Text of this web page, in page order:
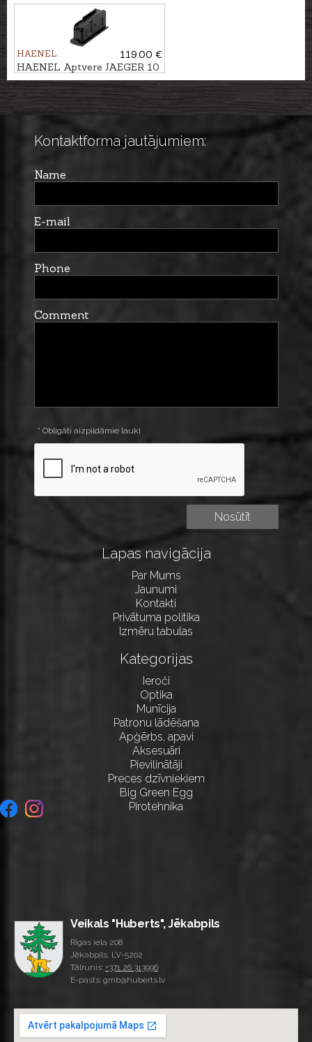
kal. .223Rem., 6 patr.
HAENEL
119.00 €
HAENEL Aptvere JAEGER 10
kal. 6,5x55, 3 patr.
Kontaktforma jautājumiem:
Name
E-mail
Phone
Comment
* Obligāti aizpildāmie lauki
Lapas navigācija
Par Mums
Jaunumi
Kontakti
Privātuma politika
Izmēru tabulas
Kategorijas
Ieroči
Optika
Munīcija
Patronu lādēšana
Apģērbs, apavi
Aksesuāri
Pievilinātāji
Preces dzīvniekiem
Big Green Egg
Pirotehnika
Veikals "Huberts", Jēkabpils
Rīgas iela 208
Jēkabpils, LV-5202
Tālrunis: +371 26 313996
E-pasts: gmb@huberts.lv